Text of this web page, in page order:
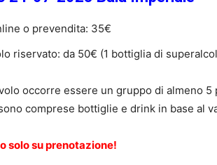
o prevendita: 35€
riservato: da 50€ (1 bottiglia di
occorre essere un gruppo di almeno 5
comprese bottiglie e drink in base al
solo su prenotazione!